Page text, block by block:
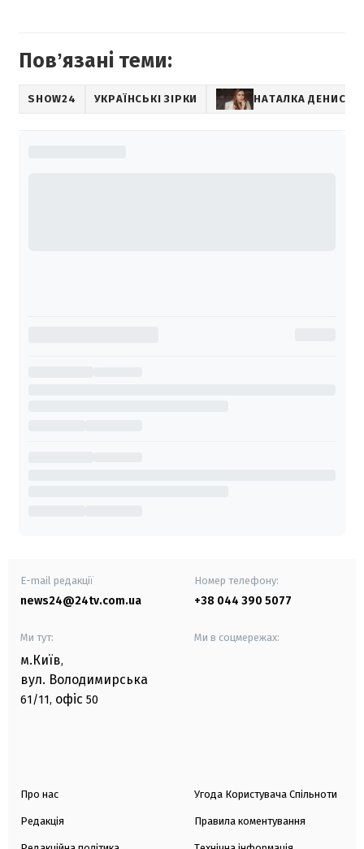
Повʼязані теми:
SHOW24 УКРАЇНСЬКІ ЗІРКИ НАТАЛКА
E-mail редакції
news24@24tv.com.ua
Номер телефону:
+38 044 390 5077
Ми тут:
м.Київ,
вул. Володимирська
61/11, офіс 50
Ми в соцмережах:
Про нас
Редакція
Угода Користувача Спільноти
Правила коментування